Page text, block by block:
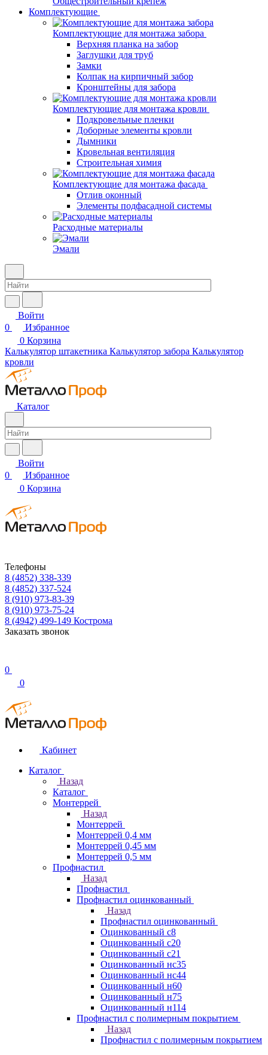
Комплектующие
Комплектующие для монтажа забора
Верхняя планка на забор
Заглушки для труб
Замки
Колпак на кирпичный забор
Кронштейны для забора
Комплектующие для монтажа кровли
Подкровельные пленки
Доборные элементы кровли
Дымники
Кровельная вентиляция
Строительная химия
Комплектующие для монтажа фасада
Отлив оконный
Элементы подфасадной системы
Расходные материалы
Эмали
Войти
0
Избранное
0 Корзина
Калькулятор штакетника Калькулятор забора Калькулятор
кровли
Каталог
Войти
0
Избранное
0 Корзина
Телефоны
8 (4852) 338-339
8 (4852) 337-524
8 (910) 973-83-39
8 (910) 973-75-24
8 (4942) 499-149 Кострома
Заказать звонок
0
0
Кабинет
Каталог
Назад
Каталог
Монтеррей
Назад
Монтеррей
Монтеррей 0,4 мм
Монтеррей 0,45 мм
Монтеррей 0,5 мм
Профнастил
Назад
Профнастил
Профнастил оцинкованный
Назад
Профнастил оцинкованный
Оцинкованный с8
Оцинкованный с20
Оцинкованный с21
Оцинкованный нс35
Оцинкованный нс44
Оцинкованный н60
Оцинкованный н75
Оцинкованный н114
Профнастил с полимерным покрытием
Назад
Профнастил с полимерным покрытием